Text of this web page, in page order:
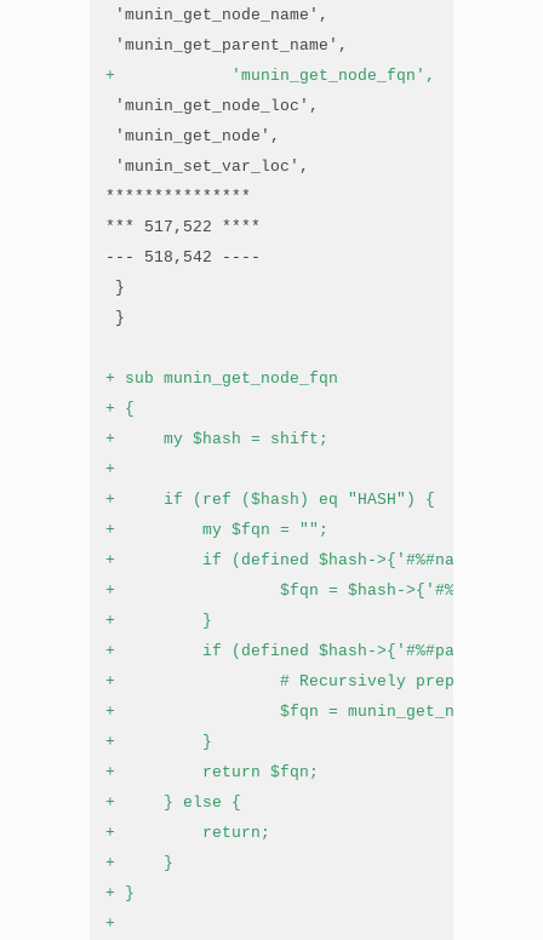
'munin_get_node_name',
+            'munin_get_node_fqn',
'munin_get_node_loc',
'munin_get_node',
'munin_set_var_loc',
***************
*** 517,522 ****
--- 518,542 ----
}
}
+ sub munin_get_node_fqn
+ {
+     my $hash = shift;
+
+     if (ref ($hash) eq "HASH") {
+         my $fqn = "";
+         if (defined $hash->{'#%#name'}) {
+                 $fqn = $hash->{'#%#name'};
+         }
+         if (defined $hash->{'#%#parent'}) {
+                 # Recursively prepend
+                 $fqn =
+         }
+         return $fqn;
+     } else {
+         return;
+     }
+ }
+